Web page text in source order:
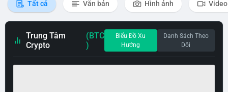
Tất cả Văn bản Hình ảnh Video
Trung Tâm
Crypto
(BTC
)
Biểu Đồ Xu
Hướng
Danh Sách Theo
Dõi